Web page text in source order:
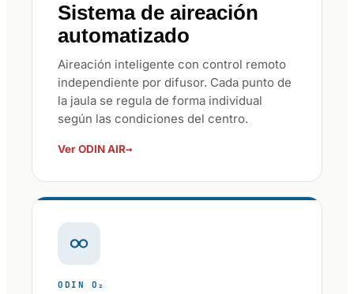
Sistema de aireación
automatizado
Aireación inteligente con control remoto
independiente por difusor. Cada punto de
la jaula se regula de forma individual
según las condiciones del centro.
Ver ODIN AIR→
ODIN O₂